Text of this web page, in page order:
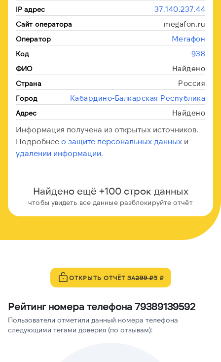
IP адрес 37.140.237.44
Сайт оператора megafon.ru
Оператор Мегафон
Код 938
ФИО Найдено
Страна Россия
Город Кабардино-Балкарская Республика
Адрес Найдено
Информация получена из открытых источников.
Подробнее о защите персональных данных и
удалении информации.
Найдено ещё +100 строк данных
чтобы увидеть все данные разблокируйте отчёт
ОТКРЫТЬ ОТЧЁТ ЗА299 ₽5 ₽
Рейтинг номера телефона 79389139592
Пользователи отметили данный номера телефона
следующими тегами доверия (по отзывам):